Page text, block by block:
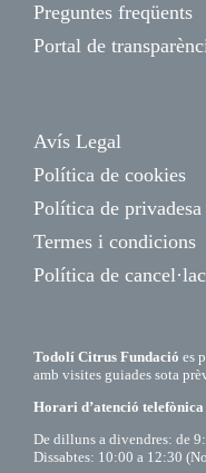
Preguntes freqüents
Portal de
Avís Legal
Política de cookies
Política de privadesa
Termes i condicions
Política de
Todolí Citrus Fundació es
amb visites guiades sota
Horari d’atenció telefònica
De dilluns a divendres: de
Dissabtes: 10:00 a 12:30